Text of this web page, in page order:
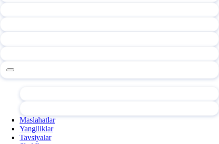
Maslahatlar
Yangiliklar
Tavsiyalar